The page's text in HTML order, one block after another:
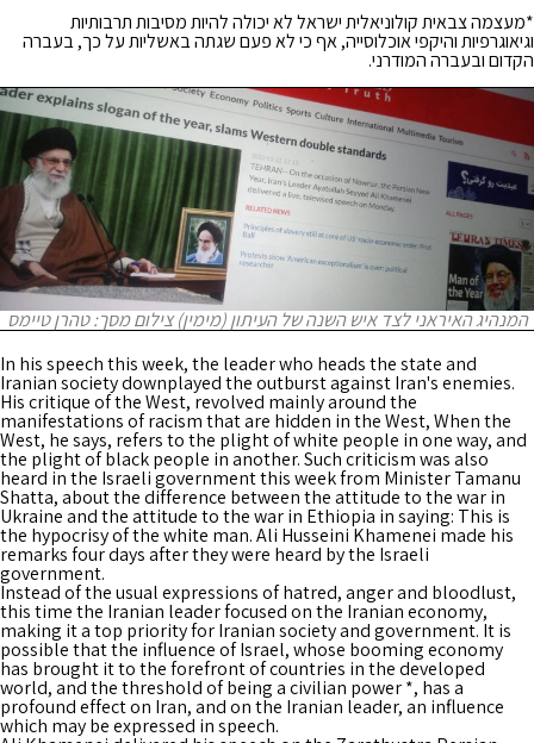
*מעצמה צבאית קולוניאלית ישראל לא יכולה להיות מסיבות תרבותיות
וגיאוגרפיות והיקפי אוכלוסייה, אף כי לא פעם שגתה באשליות על כך, בעברה
הקדום ובעברה המודרני.
המנהיג האיראני לצד איש השנה של העיתון (מימין) צילום מסך: טהרן טיימס
In his speech this week, the leader who heads the state and
Iranian society downplayed the outburst against Iran's enemies.
His critique of the West, revolved mainly around the
manifestations of racism that are hidden in the West, When the
West, he says, refers to the plight of white people in one way, and
the plight of black people in another. Such criticism was also
heard in the Israeli government this week from Minister Tamanu
Shatta, about the difference between the attitude to the war in
Ukraine and the attitude to the war in Ethiopia in saying: This is
the hypocrisy of the white man. Ali Husseini Khamenei made his
remarks four days after they were heard by the Israeli
government.
Instead of the usual expressions of hatred, anger and bloodlust,
this time the Iranian leader focused on the Iranian economy,
making it a top priority for Iranian society and government. It is
possible that the influence of Israel, whose booming economy
has brought it to the forefront of countries in the developed
world, and the threshold of being a civilian power *, has a
profound effect on Iran, and on the Iranian leader, an influence
which may be expressed in speech.